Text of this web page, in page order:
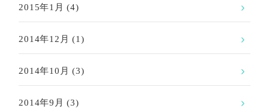
2015年1月 (4)
2014年12月 (1)
2014年10月 (3)
2014年9月 (3)